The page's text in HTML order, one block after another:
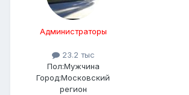
Администраторы
23.2 тыс
Пол:Мужчина
Город:Московский
регион